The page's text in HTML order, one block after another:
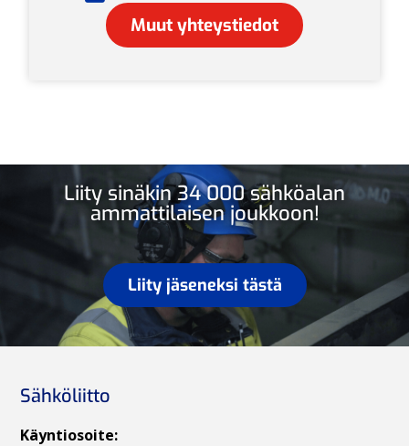
Muut yhteystiedot
Liity sinäkin 34 000 sähköalan
ammattilaisen joukkoon!
Liity jäseneksi tästä
Sähköliitto
Käyntiosoite: